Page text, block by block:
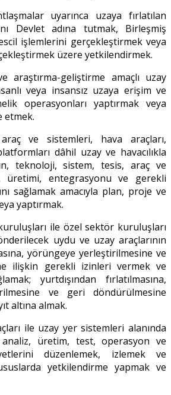
uyarınca uzaya fırlatılan
Devlet adına tutmak, Birleşmiş
işlemlerini gerçekleştirmek veya
üzere yetkilendirmek.
araştırma-geliştirme amaçlı uzay
veya insansız uzaya erişim ve
operasyonları yaptırmak veya
etmek.
ve sistemleri, hava araçları,
dâhil uzay ve havacılıkla
teknoloji, sistem, tesis, araç ve
üretimi, entegrasyonu ve gerekli
sağlamak amacıyla plan, proje ve
yaptırmak.
ile özel sektör kuruluşları
uydu ve uzay araçlarının
yörüngeye yerleştirilmesine ve
ilişkin gerekli izinleri vermek ve
yurtdışından fırlatılmasına,
ve geri döndürülmesine
altına almak.
ile uzay yer sistemleri alanında
üretim, test, operasyon ve
düzenlemek, izlemek ve
yetkilendirme yapmak ve